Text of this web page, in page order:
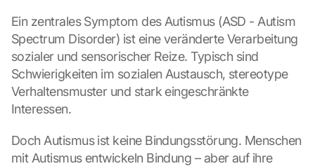
Ein zentrales Symptom des Autismus (ASD - Autism
Spectrum Disorder) ist eine veränderte Verarbeitung
sozialer und sensorischer Reize. Typisch sind
Schwierigkeiten im sozialen Austausch, stereotype
Verhaltensmuster und stark eingeschränkte
Interessen.
Doch Autismus ist keine Bindungsstörung. Menschen
mit Autismus entwickeln Bindung – aber auf ihre